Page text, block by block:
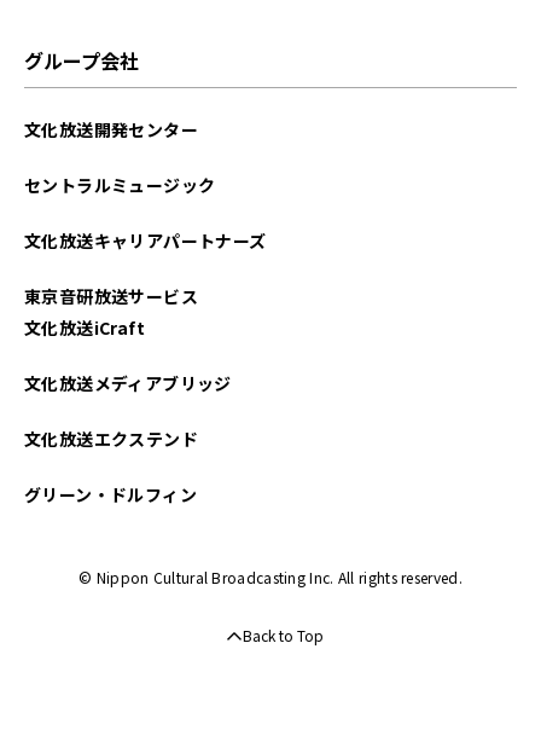
グループ会社
文化放送開発センター
セントラルミュージック
文化放送キャリアパートナーズ
東京音研放送サービス
文化放送iCraft
文化放送メディアブリッジ
文化放送エクステンド
グリーン・ドルフィン
© Nippon Cultural Broadcasting Inc. All rights reserved.
Back to Top